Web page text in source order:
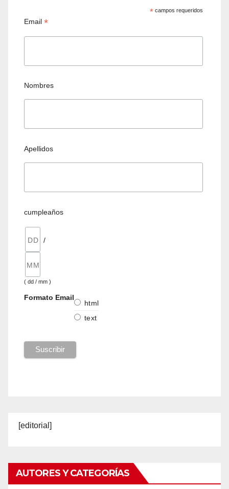
* campos requeridos
Email*
Nombres
Apellidos
cumpleaños
/
( dd / mm )
Formato Email
html
text
[editorial]
AUTORES Y CATEGORÍAS